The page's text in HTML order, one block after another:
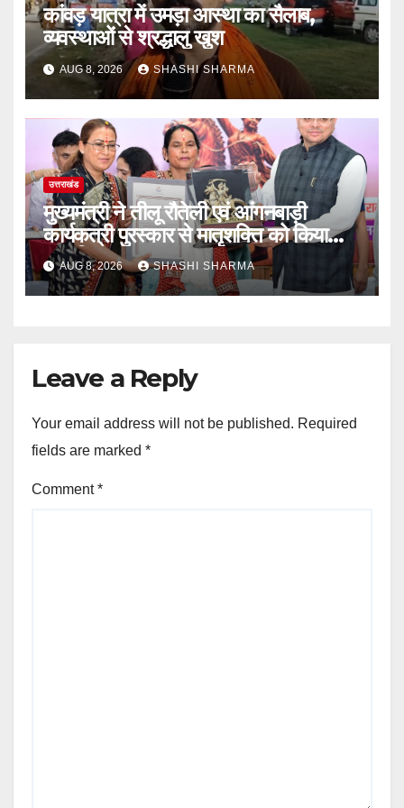
कांवड़ यात्रा में उमड़ा आस्था का सैलाब,
व्यवस्थाओं से श्रद्धालु खुश
AUG 8, 2026 SHASHI SHARMA
उत्तराखंड
मुख्यमंत्री ने तीलू रौतेली एवं आंगनबाड़ी
कार्यकत्री पुरस्कार से मातृशक्ति को किया
सम्मानित
AUG 8, 2026 SHASHI SHARMA
Leave a Reply
Your email address will not be published. Required
fields are marked *
Comment*